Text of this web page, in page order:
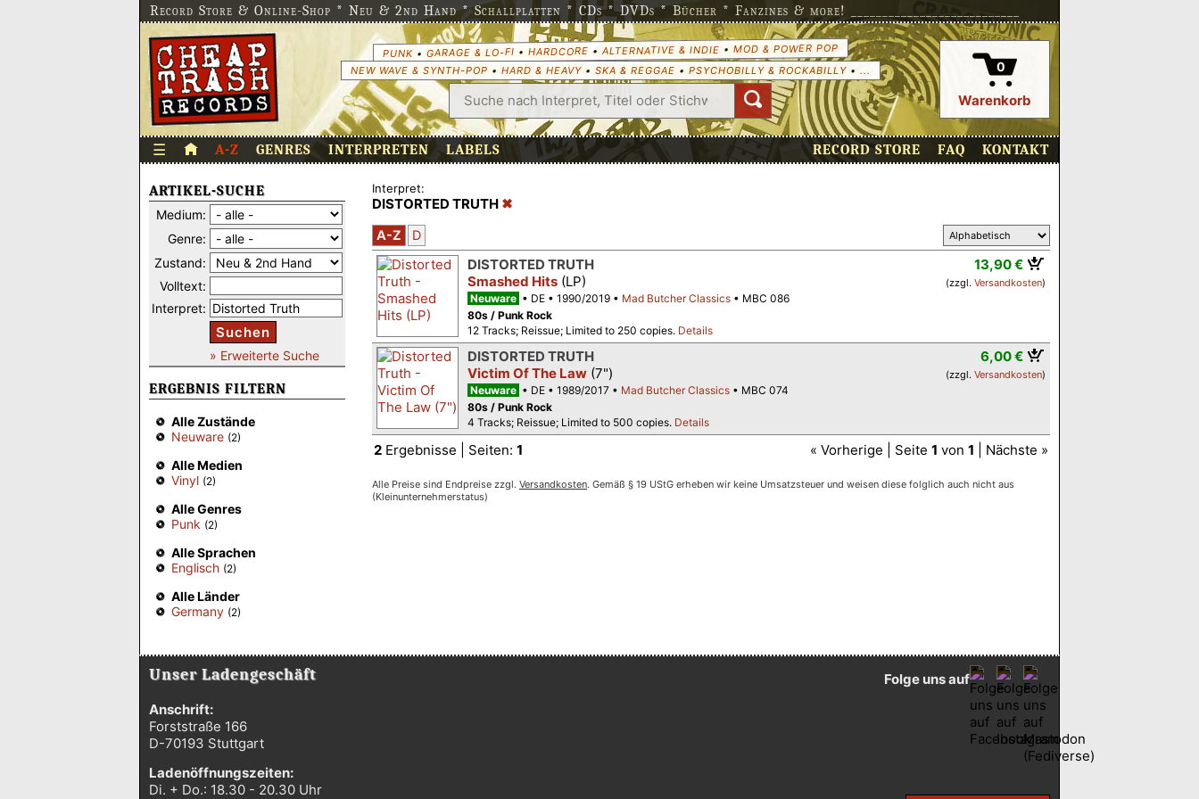
Record Store & Online-Shop * Neu & 2nd Hand * Schallplatten * CDs * DVDs * Bücher * Fanzines & more! ___________________________
PUNK• GARAGE & LO-FI • HARDCORE • ALTERNATIVE & INDIE • MOD & POWER POP
NEW WAVE & SYNTH-POP • HARD & HEAVY• SKA & REGGAE • PSYCHOBILLY & ROCKABILLY• ... 0
Warenkorb
☰ A-Z GENRES INTERPRETEN LABELS RECORD STORE FAQ KONTAKT
ARTIKEL-SUCHE
Medium:
Genre:
Zustand:
Volltext:
Interpret:
Suchen
» Erweiterte Suche
ERGEBNIS FILTERN
Alle Zustände
Neuware (2)
Alle Medien
Vinyl (2)
Alle Genres
Punk (2)
Alle Sprachen
Englisch (2)
Alle Länder
Germany (2)
Interpret:
DISTORTED TRUTH
A-Z D
13,90 €
(zzgl. Versandkosten)
DISTORTED TRUTH
Smashed Hits (LP)
Neuware DE 1990/2019 Mad Butcher Classics
MBC 086
80s / Punk Rock
12 Tracks; Reissue; Limited to 250 copies. Details
6,00 €
(zzgl. Versandkosten)
DISTORTED TRUTH
Victim Of The Law (7")
Neuware DE 1989/2017 Mad Butcher Classics
MBC 074
80s / Punk Rock
4 Tracks; Reissue; Limited to 500 copies. Details
2 Ergebnisse | Seiten: 1 « Vorherige | Seite 1 von 1 | Nächste »
Alle Preise sind Endpreise zzgl. Versandkosten. Gemäß § 19 UStG erheben wir keine Umsatzsteuer und weisen diese folglich auch nicht aus
(Kleinunternehmerstatus)
Unser Ladengeschäft
Anschrift:
Forststraße 166
D-70193 Stuttgart
Ladenöffnungszeiten:
Di. + Do.: 18.30 - 20.30 Uhr
Folge uns auf